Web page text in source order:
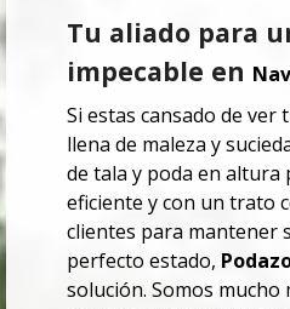
Tu aliado para
impecable en
Si estas cansado de ver
llena de maleza y
de tala y poda en altura
eficiente y con un trato
clientes para mantener
perfecto estado,
solución. Somos mucho